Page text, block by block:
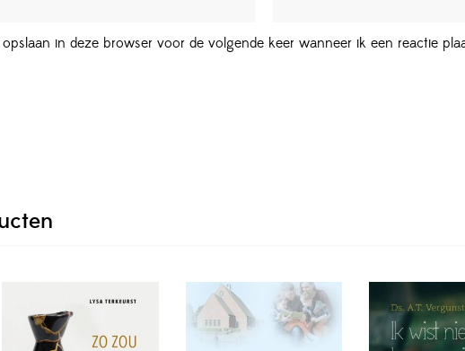
in deze browser voor de volgende keer wanneer ik een reactie